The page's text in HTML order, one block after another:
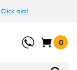
Click aici!
0